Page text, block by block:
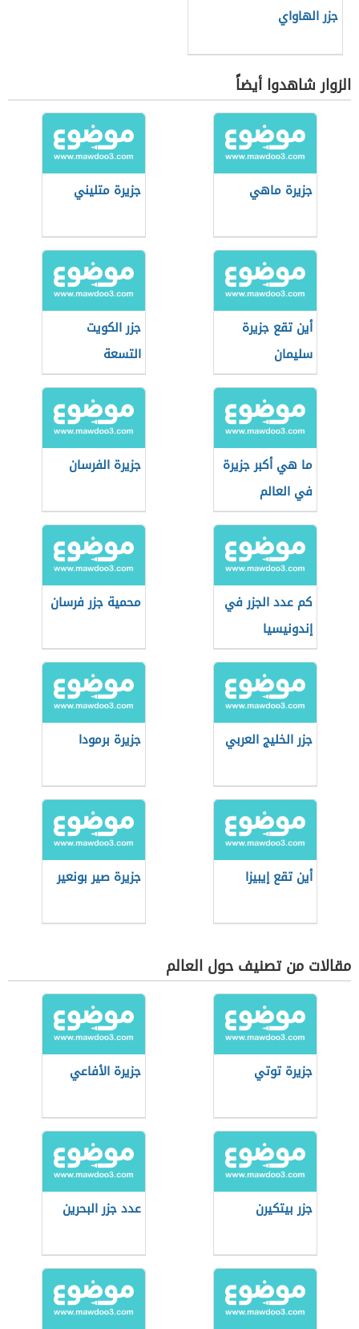
جزر الهاواي
الزوار شاهدوا أيضاً
جزيرة ماهي جزيرة متليني
أين تقع جزيرة
سليمان
جزر الكويت
التسعة
ما هي أكبر جزيرة
في العالم
جزيرة الفرسان
كم عدد الجزر في
إندونيسيا
محمية جزر فرسان
جزر الخليج العربي جزيرة برمودا
أين تقع إيبيزا جزيرة صير بونعير
مقالات من تصنيف حول العالم
جزيرة توتي جزيرة الأفاعي
جزر بيتكيرن عدد جزر البحرين